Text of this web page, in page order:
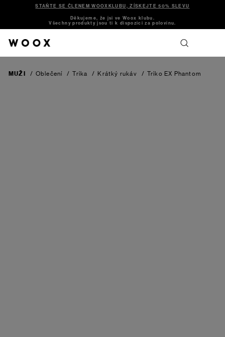
STAŇTE SE ČLENEM WOOXKLUBU, ZÍSKEJTE 50% SLEVU
Děkujeme, že jsi ve Woox klubu.
Všechny produkty jsou ti k dispozici za polovinu.
MUŽI / Oblečení / Trika / Krátký rukáv / Triko EX Phantom